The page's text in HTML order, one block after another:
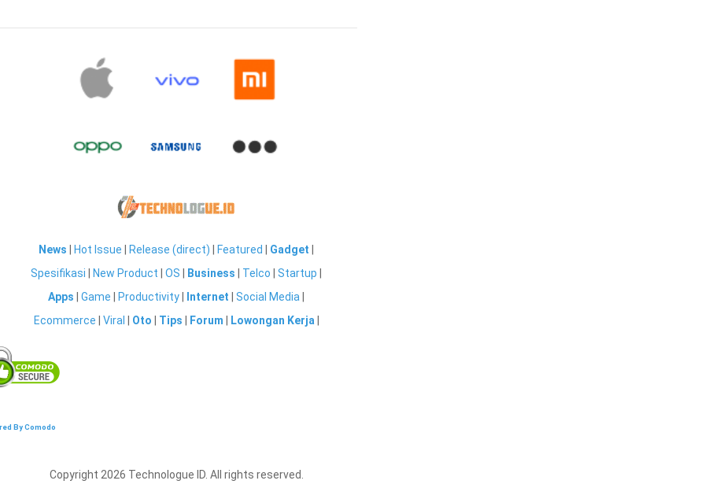
News Hot Issue Release (direct) Featured Gadget
Spesifikasi
New Product OS Business Telco Startup
Apps
Game Productivity Internet Social Media
Ecommerce
Viral Oto Tips Forum Lowongan Kerja
By Comodo
Copyright 2026 Technologue ID. All rights reserved.